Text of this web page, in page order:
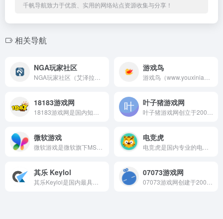
千帆导航致力于优质、实用的网络站点资源收集与分享！
相关导航
NGA玩家社区 游戏鸟
18183游戏网 叶子猪游戏网
微软游戏 电竞虎
其乐 Keylol 07073游戏网